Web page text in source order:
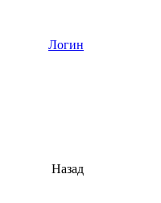
Логин
Назад